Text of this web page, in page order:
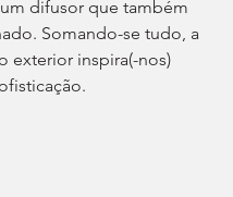
difusor que também
Somando-se tudo, a
exterior inspira(-nos)